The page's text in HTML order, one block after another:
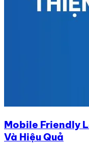
Mobile Friendly
Và Hiệu Quả